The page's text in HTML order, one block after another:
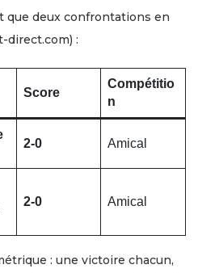
que deux confrontations en
direct.com) :
Score
Compétitio
n
2-0 Amical
2-0 Amical
: une victoire chacun,